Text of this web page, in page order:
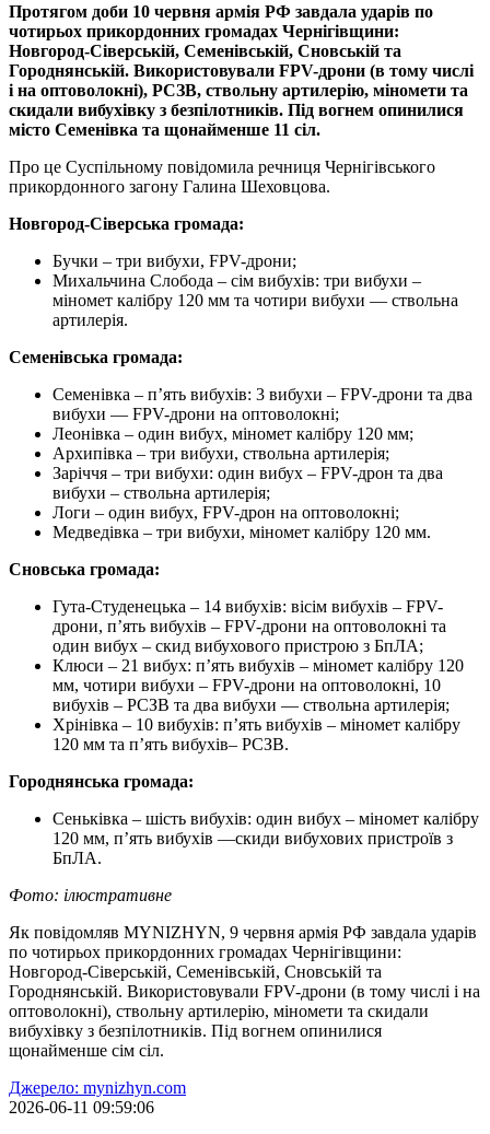
Протягом доби 10 червня армія РФ завдала ударів по
чотирьох прикордонних громадах Чернігівщини:
Новгород-Сіверській, Семенівській, Сновській та
Городнянській. Використовували FPV-дрони (в тому числі
і на оптоволокні), РСЗВ, ствольну артилерію, міномети та
скидали вибухівку з безпілотників. Під вогнем опинилися
місто Семенівка та щонайменше 11 сіл.
Про це Суспільному повідомила речниця Чернігівського
прикордонного загону Галина Шеховцова.
Новгород-Сіверська громада:
Бучки – три вибухи, FPV-дрони;
Михальчина Слобода – сім вибухів: три вибухи –
міномет калібру 120 мм та чотири вибухи — ствольна
артилерія.
Семенівська громада:
Семенівка – п’ять вибухів: 3 вибухи – FPV-дрони та два
вибухи — FPV-дрони на оптоволокні;
Леонівка – один вибух, міномет калібру 120 мм;
Архипівка – три вибухи, ствольна артилерія;
Заріччя – три вибухи: один вибух – FPV-дрон та два
вибухи – ствольна артилерія;
Логи – один вибух, FPV-дрон на оптоволокні;
Медведівка – три вибухи, міномет калібру 120 мм.
Сновська громада:
Гута-Студенецька – 14 вибухів: вісім вибухів – FPV-
дрони, п’ять вибухів – FPV-дрони на оптоволокні та
один вибух – скид вибухового пристрою з БпЛА;
Клюси – 21 вибух: п’ять вибухів – міномет калібру 120
мм, чотири вибухи – FPV-дрони на оптоволокні, 10
вибухів – РСЗВ та два вибухи — ствольна артилерія;
Хрінівка – 10 вибухів: п’ять вибухів – міномет калібру
120 мм та п’ять вибухів– РСЗВ.
Городнянська громада:
Сеньківка – шість вибухів: один вибух – міномет калібру
120 мм, п’ять вибухів —скиди вибухових пристроїв з
БпЛА.
Фото: ілюстративне
Як повідомляв MYNIZHYN, 9 червня армія РФ завдала ударів
по чотирьох прикордонних громадах Чернігівщини:
Новгород-Сіверській, Семенівській, Сновській та
Городнянській. Використовували FPV-дрони (в тому числі і на
оптоволокні), ствольну артилерію, міномети та скидали
вибухівку з безпілотників. Під вогнем опинилися
щонайменше сім сіл.
Джерело: mynizhyn.com
2026-06-11 09:59:06